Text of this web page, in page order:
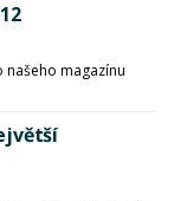
magazínu